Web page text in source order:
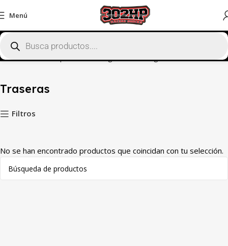
Menú
Inicio Tienda Suspensiones Regulables Peugeot Traseras
Traseras
Filtros
No se han encontrado productos que coincidan con tu selección.